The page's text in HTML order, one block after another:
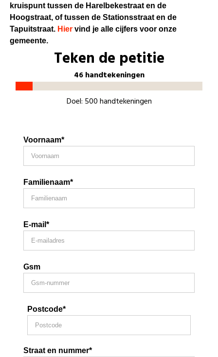
kruispunt tussen de Harelbekestraat en de
Hoogstraat, of tussen de Stationsstraat en de
Tapuitstraat. Hier vind je alle cijfers voor onze
gemeente.
Teken de petitie
46 handtekeningen
Doel: 500 handtekeningen
Voornaam*
Familienaam*
E-mail*
Gsm
Postcode*
Straat en nummer*